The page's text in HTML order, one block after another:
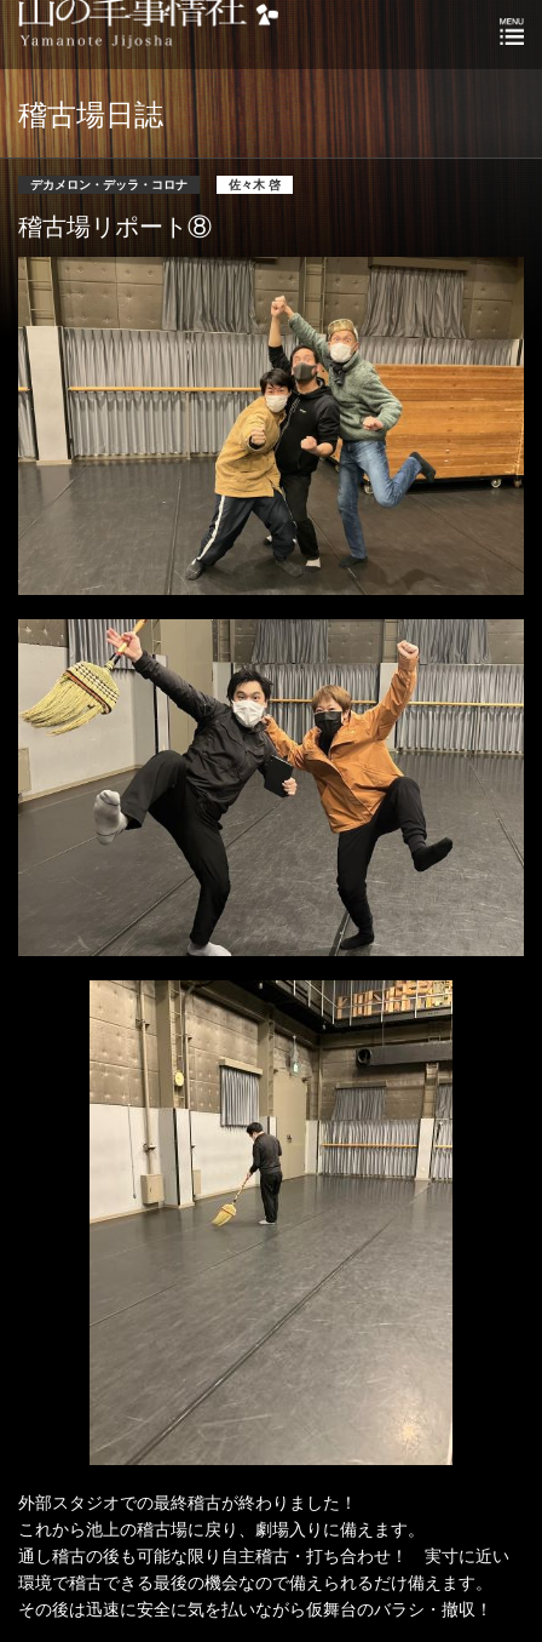
稽古場日誌
デカメロン・デッラ・コロナ 佐々木 啓
稽古場リポート⑧
外部スタジオでの最終稽古が終わりました！
これから池上の稽古場に戻り、劇場入りに備えます。
通し稽古の後も可能な限り自主稽古・打ち合わせ！ 実寸に近い
環境で稽古できる最後の機会なので備えられるだけ備えます。
その後は迅速に安全に気を払いながら仮舞台のバラシ・撤収！